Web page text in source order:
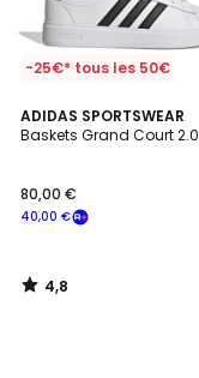
-25€* tous les 50€
ADIDAS SPORTSWEAR
Baskets Grand Court 2.0
40,00 €
80,00 €
4,8
/ 5
4,8
/